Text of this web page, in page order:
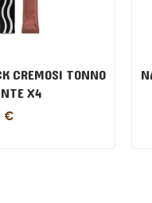
CREMOSI TONNO
X4
€